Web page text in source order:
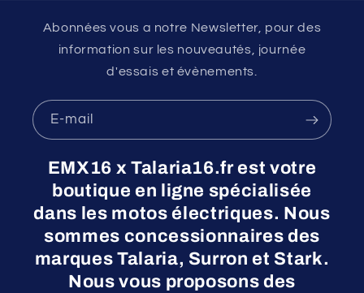
Abonnées vous a notre Newsletter, pour des
information sur les nouveautés, journée
d'essais et évènements.
E-mail
EMX16 x Talaria16.fr est votre
boutique en ligne spécialisée
dans les motos électriques. Nous
sommes concessionnaires des
marques Talaria, Surron et Stark.
Nous vous proposons des